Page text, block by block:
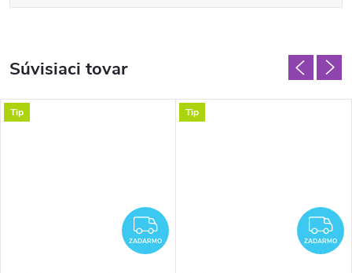
Súvisiaci tovar
Tip
ZADARMO
ZADARMO
Tip
ZADARMO